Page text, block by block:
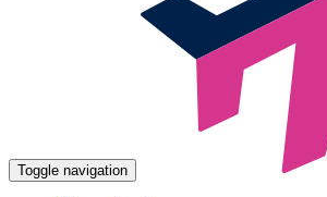
Toggle navigation